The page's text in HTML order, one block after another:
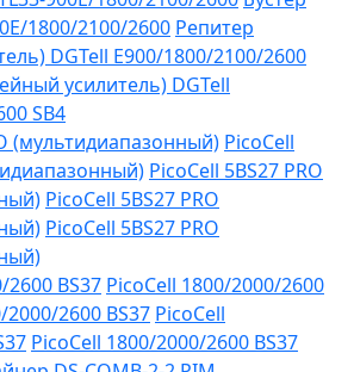
1800/2100/2600 Репитер
DGTell Е900/1800/2100/2600
усилитель) DGTell
SB4
(мультидиапазонный) PicoCell
PicoCell 5BS27 PRO
PicoCell 5BS27 PRO
PicoCell 5BS27 PRO
2600 BS37 PicoCell 1800/2000/2600
2000/2600 BS37 PicoCell
PicoCell 1800/2000/2600 BS37